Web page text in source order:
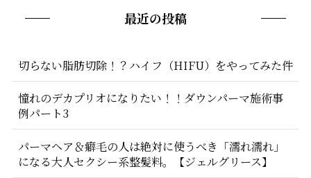
最近の投稿
切らない脂肪切除！？ハイフ（HIFU）をやってみた件
憧れのデカプリオになりたい！！ダウンパーマ施術事
例パート3
パーマヘア＆癖毛の人は絶対に使うべき「濡れ濡れ」
になる大人セクシー系整髪料。【ジェルグリース】